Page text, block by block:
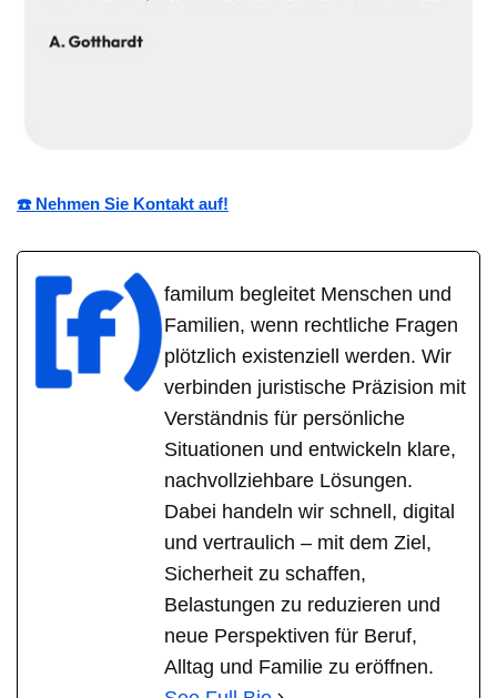
☎️ Nehmen Sie Kontakt auf!
familum begleitet Menschen und
Familien, wenn rechtliche Fragen
plötzlich existenziell werden. Wir
verbinden juristische Präzision mit
Verständnis für persönliche
Situationen und entwickeln klare,
nachvollziehbare Lösungen.
Dabei handeln wir schnell, digital
und vertraulich – mit dem Ziel,
Sicherheit zu schaffen,
Belastungen zu reduzieren und
neue Perspektiven für Beruf,
Alltag und Familie zu eröffnen.